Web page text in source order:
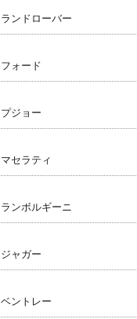
ランドローバー
フォード
プジョー
マセラティ
ランボルギーニ
ジャガー
ベントレー